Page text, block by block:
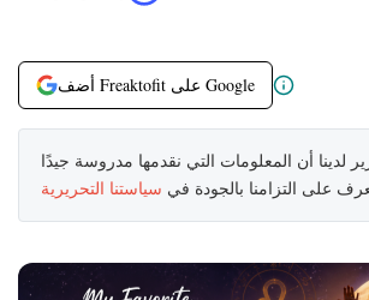
أضف Freaktofit على Google
لدينا أن المعلومات التي نقدمها مدروسة جيدًا
على التزامنا بالجودة في سياستنا التحريرية